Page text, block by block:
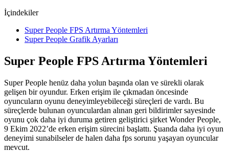
İçindekiler
Super People FPS Artırma Yöntemleri
Super People Grafik Ayarları
Super People FPS Artırma Yöntemleri
Super People henüz daha yolun başında olan ve sürekli olarak
gelişen bir oyundur. Erken erişim ile çıkmadan öncesinde
oyuncuların oyunu deneyimleyebileceği süreçleri de vardı. Bu
süreçlerde bulunan oyunculardan alınan geri bildirimler sayesinde
oyunu çok daha iyi duruma getiren geliştirici şirket Wonder People,
9 Ekim 2022’de erken erişim sürecini başlattı. Şuanda daha iyi oyun
deneyimi sunabilseler de halen daha fps sorunu yaşayan oyuncular
mevcut.